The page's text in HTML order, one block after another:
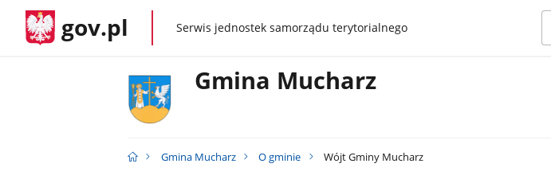
gov.pl gov.plSerwis jednostek samorządu terytorialnego
Gmina Mucharz
Gmina Mucharz O gminie Wójt Gminy Mucharz